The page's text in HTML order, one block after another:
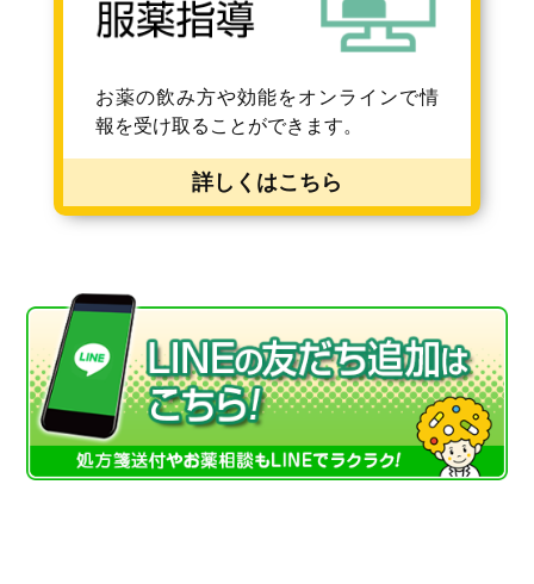
お薬の飲み方や効能をオンラインで情
報を受け取ることができます。
詳しくはこちら